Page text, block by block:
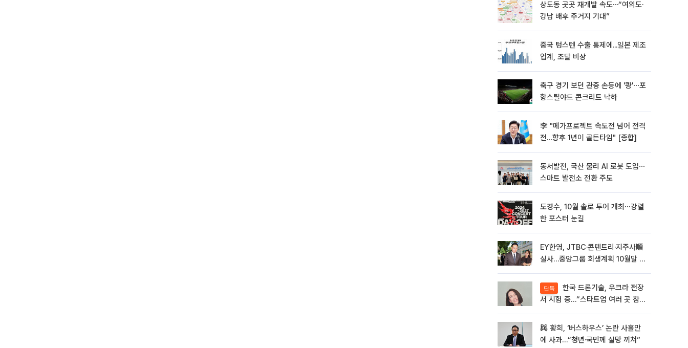
상도동 곳곳 재개발 속도⋯“여의도·
강남 배후 주거지 기대”
중국 텅스텐 수출 통제에...일본 제조
업계, 조달 비상
축구 경기 보던 관중 손등에 '쾅'⋯포
항스틸야드 콘크리트 낙하
李 "메가프로젝트 속도전 넘어 전격
전…향후 1년이 골든타임" [종합]
동서발전, 국산 물리 AI 로봇 도입⋯
스마트 발전소 전환 주도
도경수, 10월 솔로 투어 개최⋯강렬
한 포스터 눈길
EY한영, JTBC·콘텐트리·지주사順
실사…중앙그룹 회생계획 10월말 윤
단독
서 시험 중…“스타트업 여러 곳 참
與 황희, ‘버스하우스’ 논란 사흘만
에 사과…“청년·국민께 실망 끼쳐”